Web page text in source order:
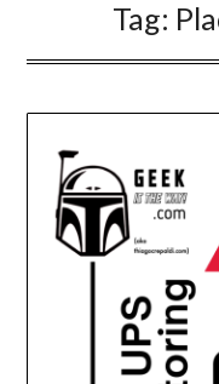
Tag: